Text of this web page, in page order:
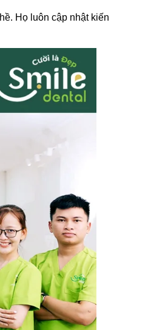
Họ luôn cập nhật kiến